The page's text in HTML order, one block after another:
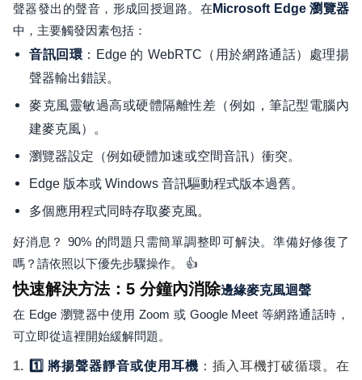
聲器發出的聲音，形成回授迴路。在 Microsoft Edge 瀏覽器
中，主要觸發因素包括：
音訊回環 ：Edge 的 WebRTC（用於網路通話）處理揚
聲器輸出錯誤。
麥克風靈敏過高或硬體隔離性差（例如，筆記型電腦內
建麥克風）。
瀏覽器設定（例如硬體加速或空間音訊）衝突。
Edge 版本或 Windows 音訊驅動程式版本過舊。
多個應用程式同時存取麥克風。
好消息？ 90% 的問題只需簡單調整即可解決。準備好修復了
嗎？請依照以下優先步驟操作。 👍
快速解決方法：5 分鐘內消除邊緣麥克風迴聲
在 Edge 瀏覽器中使用 Zoom 或 Google Meet 等網路通話時，
可立即從這裡開始緩解問題。
1️⃣ 將揚聲器靜音或使用耳機 ：插入耳機打破循環。在